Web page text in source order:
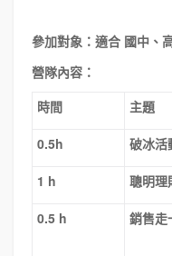
參加對象：適合 國中、
營隊內容：
時間
主題
0.5h 破冰活
1 h 聰明理
0.5 h 銷售走